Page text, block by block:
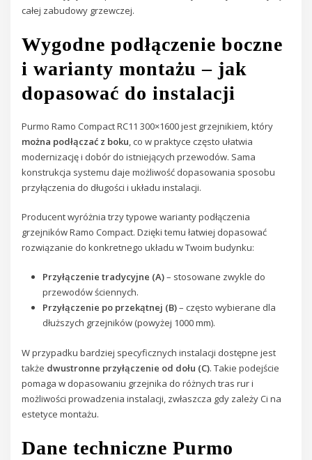
całej zabudowy grzewczej.
Wygodne podłączenie boczne
i warianty montażu – jak
dopasować do instalacji
Purmo Ramo Compact RC11 300×1600 jest grzejnikiem, który
można podłączać z boku , co w praktyce często ułatwia
modernizację i dobór do istniejących przewodów. Sama
konstrukcja systemu daje możliwość dopasowania sposobu
przyłączenia do długości i układu instalacji.
Producent wyróżnia trzy typowe warianty podłączenia
grzejników Ramo Compact. Dzięki temu łatwiej dopasować
rozwiązanie do konkretnego układu w Twoim budynku:
Przyłączenie tradycyjne (A)– stosowane zwykle do
przewodów ściennych.
Przyłączenie po przekątnej (B)– często wybierane dla
dłuższych grzejników (powyżej 1000 mm).
W przypadku bardziej specyficznych instalacji dostępne jest
także dwustronne przyłączenie od dołu (C). Takie podejście
pomaga w dopasowaniu grzejnika do różnych tras rur i
możliwości prowadzenia instalacji, zwłaszcza gdy zależy Ci na
estetyce montażu.
Dane techniczne Purmo